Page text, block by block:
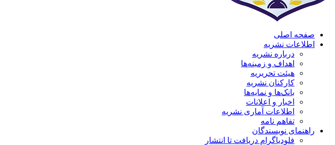
صفحه اصلی
اطلاعات نشریه
درباره نشریه
اهداف و زمینه‌ها
هیئت تحریریه
کارکنان نشریه
بانک‌ها و نمایه‌ها
اخبار و اعلانات
اطلاعات آماری نشریه
تفاهم نامه
راهنمای نویسندگان
فلودیاگرام دریافت تا انتشار